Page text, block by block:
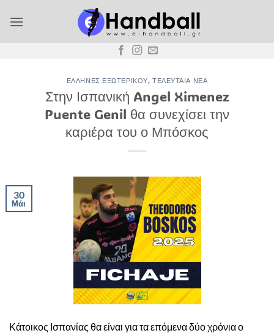
στο
ΈΛΛΗΝΕΣ ΕΞΩΤΕΡΙΚΟΎ, ΤΕΛΕΥΤΑΊΑ ΝΈΑ
Στην Ισπανική Angel Ximenez
Puente Genil θα συνεχίσει την
καριέρα του ο Μπόσκος
30
Μάι
Κάτοικος Ισπανίας θα είναι για τα επόμενα δύο χρόνια ο